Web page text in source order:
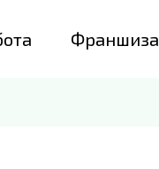
Франшиза